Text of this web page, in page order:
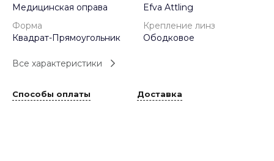
Медицинская оправа
Efva Attling
Форма
Квадрат-Прямоугольник
Крепление линз
Ободковое
Все характеристики
Способы оплаты Доставка